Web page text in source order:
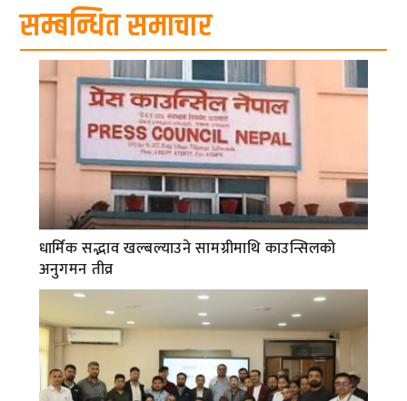
सम्बन्धित समाचार
धार्मिक सद्भाव खल्बल्याउने सामग्रीमाथि काउन्सिलको
अनुगमन तीव्र